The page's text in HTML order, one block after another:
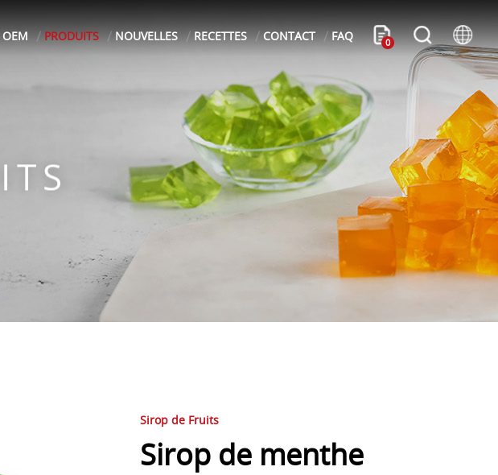
OEM PRODUITS NOUVELLES RECETTES CONTACT FAQ 0
Sirop de Fruits
Sirop de menthe